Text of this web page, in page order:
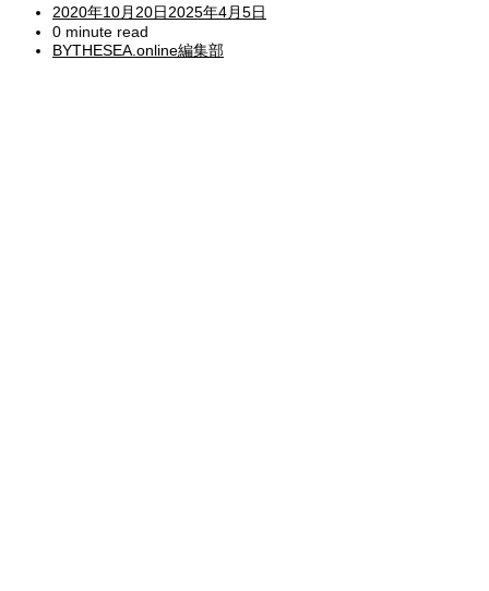
Posted
on
2020年10月20日2025年4月5日
0 minute read
BYTHESEA.online編集部